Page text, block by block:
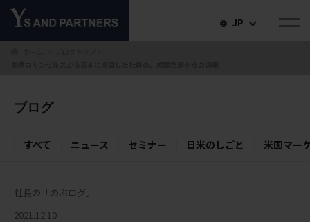
JP
ブログ
すべて ニュース セミナー 日米のしごと 米国マー
社長の「のぶログ」
2021.12.10